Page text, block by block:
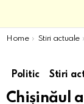
You are here:
Home Stiri actuale
Politic Stiri
Chișinăul